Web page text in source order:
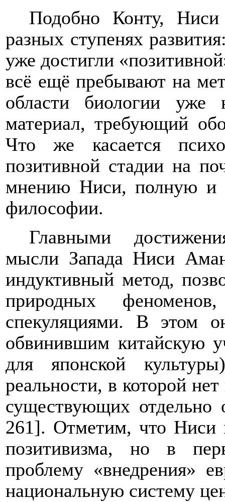
Подобно Конту, Ниси
разных ступенях
уже достигли
всё ещё пребывают на
области биологии уже
материал, требующий
Что же касается
позитивной стадии на
мнению Ниси, полную и
философии.
Главными
мысли Запада Ниси
индуктивный метод,
природных
спекуляциями. В этом
обвинившим китайскую
для японской
реальности, в которой
существующих
261]. Отметим, что Ниси
позитивизма, но в
проблему «внедрения»
национальную систему